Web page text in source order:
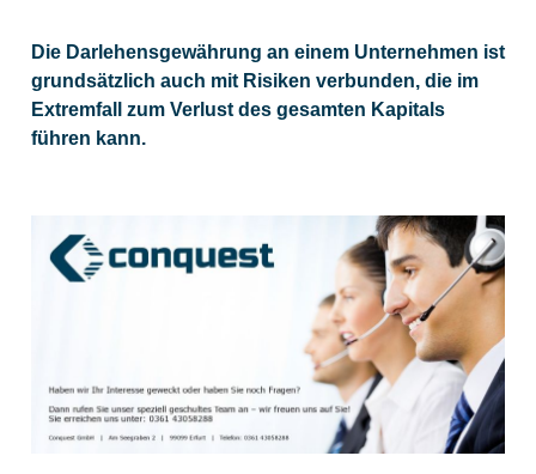
Die Darlehensgewährung an einem Unternehmen ist
grundsätzlich auch mit Risiken verbunden, die im
Extremfall zum Verlust des gesamten Kapitals
führen kann.